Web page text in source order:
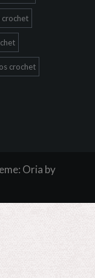
crochet
crochet
Oria by